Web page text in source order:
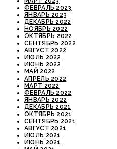
ФЕВРАЛЬ 2023
ЯНВАРЬ 2023
ДЕКАБРЬ 2022
НОЯБРЬ 2022
ОКТЯБРЬ 2022
СЕНТЯБРЬ 2022
АВГУСТ 2022
ИЮЛЬ 2022
ИЮНЬ 2022
МАЙ 2022
АПРЕЛЬ 2022
МАРТ 2022
ФЕВРАЛЬ 2022
ЯНВАРЬ 2022
ДЕКАБРЬ 2021
ОКТЯБРЬ 2021
СЕНТЯБРЬ 2021
АВГУСТ 2021
ИЮЛЬ 2021
ИЮНЬ 2021